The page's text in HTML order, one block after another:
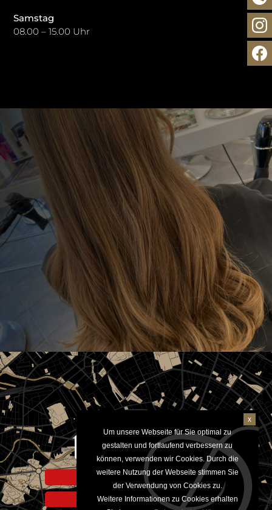
Samstag
08.00 – 15.00 Uhr
Aktivieren um Google Maps
anzuzeigen
Hinweis zur Datennutzung
Datenschutzerklärung
Um unsere Webseite für Sie optimal zu
gestalten und fortlaufend verbessern zu
können, verwenden wir Cookies. Durch die
weitere Nutzung der Webseite stimmen Sie
der Verwendung von Cookies zu.
Weitere Informationen zu Cookies erhalten
x